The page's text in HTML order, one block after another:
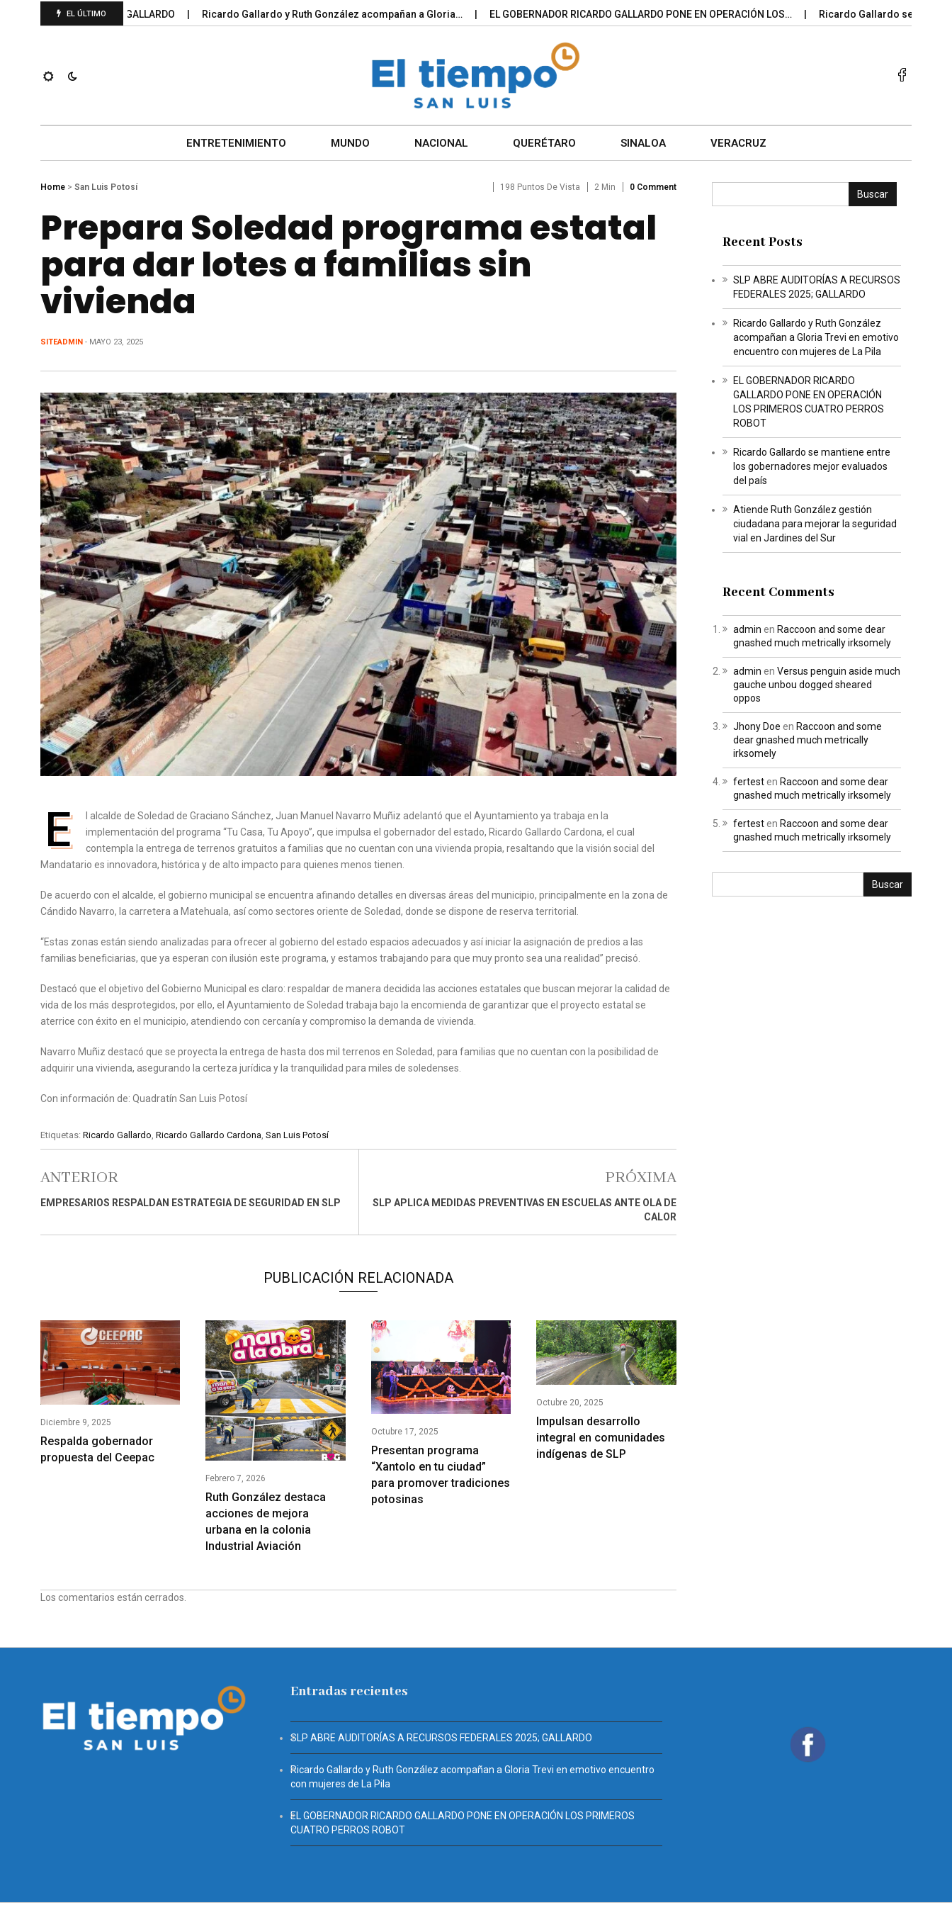
EL ÚLTIMO
FEDERALES 2025; GALLARDO Ricardo Gallardo y Ruth González acompañan a Gloria… EL GOBERNADOR RICARDO GALLARDO PONE EN OPERACIÓN LOS… Ricardo Gallardo se mantiene
ENTRETENIMIENTO MUNDO NACIONAL QUERÉTARO SINALOA VERACRUZ
Home > San Luis Potosí 198 Puntos De Vista 2 Min 0 Comment
Prepara Soledad programa estatal
para dar lotes a familias sin
vivienda
SITEADMIN - MAYO 23, 2025
E
l alcalde de Soledad de Graciano Sánchez, Juan Manuel Navarro Muñiz adelantó que el Ayuntamiento ya trabaja en la
implementación del programa “Tu Casa, Tu Apoyo”, que impulsa el gobernador del estado, Ricardo Gallardo Cardona, el cual
contempla la entrega de terrenos gratuitos a familias que no cuentan con una vivienda propia, resaltando que la visión social del
Mandatario es innovadora, histórica y de alto impacto para quienes menos tienen.
De acuerdo con el alcalde, el gobierno municipal se encuentra afinando detalles en diversas áreas del municipio, principalmente en la zona de
Cándido Navarro, la carretera a Matehuala, así como sectores oriente de Soledad, donde se dispone de reserva territorial.
“Estas zonas están siendo analizadas para ofrecer al gobierno del estado espacios adecuados y así iniciar la asignación de predios a las
familias beneficiarias, que ya esperan con ilusión este programa, y estamos trabajando para que muy pronto sea una realidad” precisó.
Destacó que el objetivo del Gobierno Municipal es claro: respaldar de manera decidida las acciones estatales que buscan mejorar la calidad de
vida de los más desprotegidos, por ello, el Ayuntamiento de Soledad trabaja bajo la encomienda de garantizar que el proyecto estatal se
aterrice con éxito en el municipio, atendiendo con cercanía y compromiso la demanda de vivienda.
Navarro Muñiz destacó que se proyecta la entrega de hasta dos mil terrenos en Soledad, para familias que no cuentan con la posibilidad de
adquirir una vivienda, asegurando la certeza jurídica y la tranquilidad para miles de soledenses.
Con información de: Quadratín San Luis Potosí
Etiquetas: Ricardo Gallardo, Ricardo Gallardo Cardona, San Luis Potosí
ANTERIOR
EMPRESARIOS RESPALDAN ESTRATEGIA DE SEGURIDAD EN SLP
PRÓXIMA
SLP APLICA MEDIDAS PREVENTIVAS EN ESCUELAS ANTE OLA DE
CALOR
PUBLICACIÓN RELACIONADA
Diciembre 9, 2025
Respalda gobernador
propuesta del Ceepac
Febrero 7, 2026
Ruth González destaca
acciones de mejora
urbana en la colonia
Industrial Aviación
Octubre 17, 2025
Presentan programa
“Xantolo en tu ciudad”
para promover tradiciones
potosinas
Octubre 20, 2025
Impulsan desarrollo
integral en comunidades
indígenas de SLP
Los comentarios están cerrados.
Buscar
Recent Posts
SLP ABRE AUDITORÍAS A RECURSOS
FEDERALES 2025; GALLARDO
Ricardo Gallardo y Ruth González
acompañan a Gloria Trevi en emotivo
encuentro con mujeres de La Pila
EL GOBERNADOR RICARDO
GALLARDO PONE EN OPERACIÓN
LOS PRIMEROS CUATRO PERROS
ROBOT
Ricardo Gallardo se mantiene entre
los gobernadores mejor evaluados
del país
Atiende Ruth González gestión
ciudadana para mejorar la seguridad
vial en Jardines del Sur
Recent Comments
admin en Raccoon and some dear
gnashed much metrically irksomely
admin en Versus penguin aside much
gauche unbou dogged sheared
oppos
Jhony Doe en Raccoon and some
dear gnashed much metrically
irksomely
fertesten Raccoon and some dear
gnashed much metrically irksomely
fertesten Raccoon and some dear
gnashed much metrically irksomely
Entradas recientes
SLP ABRE AUDITORÍAS A RECURSOS FEDERALES 2025; GALLARDO
Ricardo Gallardo y Ruth González acompañan a Gloria Trevi en emotivo encuentro
con mujeres de La Pila
EL GOBERNADOR RICARDO GALLARDO PONE EN OPERACIÓN LOS PRIMEROS
CUATRO PERROS ROBOT